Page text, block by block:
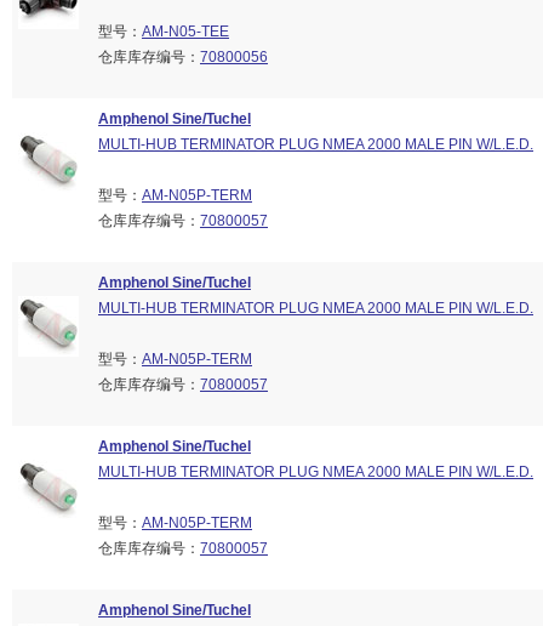
型号： AM-N05-TEE
仓库库存编号： 70800056
Amphenol Sine/Tuchel
MULTI-HUB TERMINATOR PLUG NMEA 2000 MALE PIN W/L.E.D.
型号： AM-N05P-TERM
仓库库存编号： 70800057
Amphenol Sine/Tuchel
MULTI-HUB TERMINATOR PLUG NMEA 2000 MALE PIN W/L.E.D.
型号： AM-N05P-TERM
仓库库存编号： 70800057
Amphenol Sine/Tuchel
MULTI-HUB TERMINATOR PLUG NMEA 2000 MALE PIN W/L.E.D.
型号： AM-N05P-TERM
仓库库存编号： 70800057
Amphenol Sine/Tuchel